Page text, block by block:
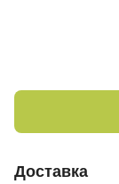
Доставка